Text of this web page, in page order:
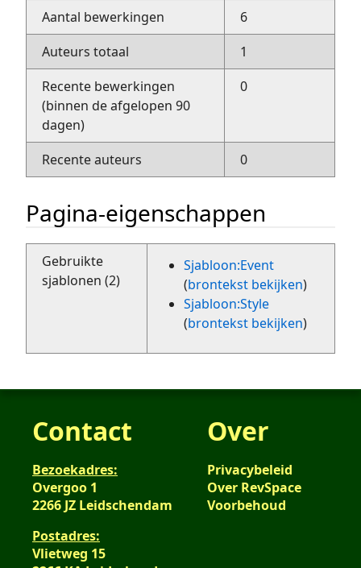
Aantal bewerkingen
6
Auteurs totaal
1
Recente bewerkingen
(binnen de afgelopen 90
dagen)
0
Recente auteurs 0
Pagina-eigenschappen
Gebruikte
sjablonen (2)
Sjabloon:Event
(brontekst bekijken)
Sjabloon:Style
(brontekst bekijken)
Contact
Bezoekadres:
Overgoo 1
2266 JZ Leidschendam
Postadres:
Vlietweg 15
Over
Privacybeleid
Over RevSpace
Voorbehoud